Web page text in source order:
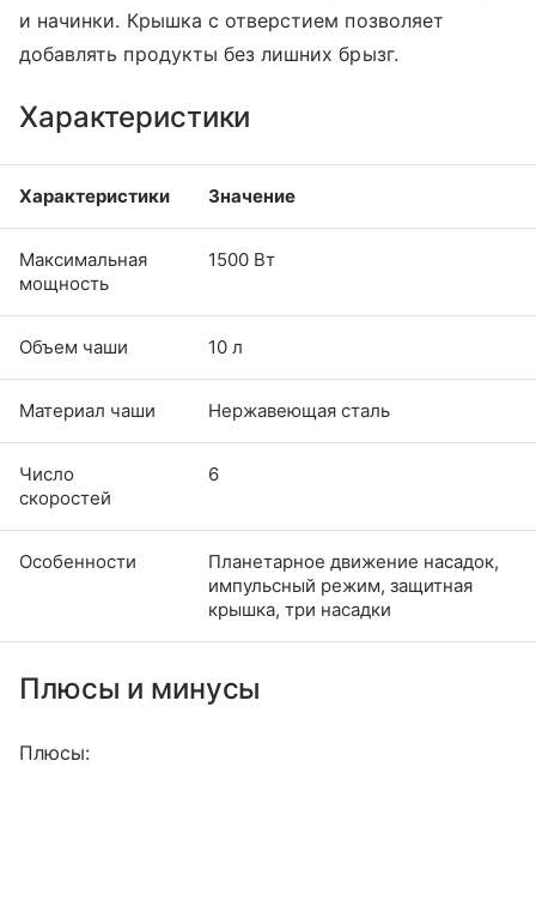
и начинки. Крышка с отверстием позволяет
добавлять продукты без лишних брызг.
Характеристики
Характеристики Значение
Максимальная
мощность
1500 Вт
Объем чаши 10 л
Материал чаши Нержавеющая сталь
Число
скоростей
6
Особенности
Планетарное движение насадок,
импульсный режим, защитная
крышка, три насадки
Плюсы и минусы
Плюсы: